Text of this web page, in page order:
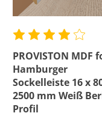
PROVISTON MDF
Hamburger
Sockelleiste 16 x
2500 mm Weiß
Profil